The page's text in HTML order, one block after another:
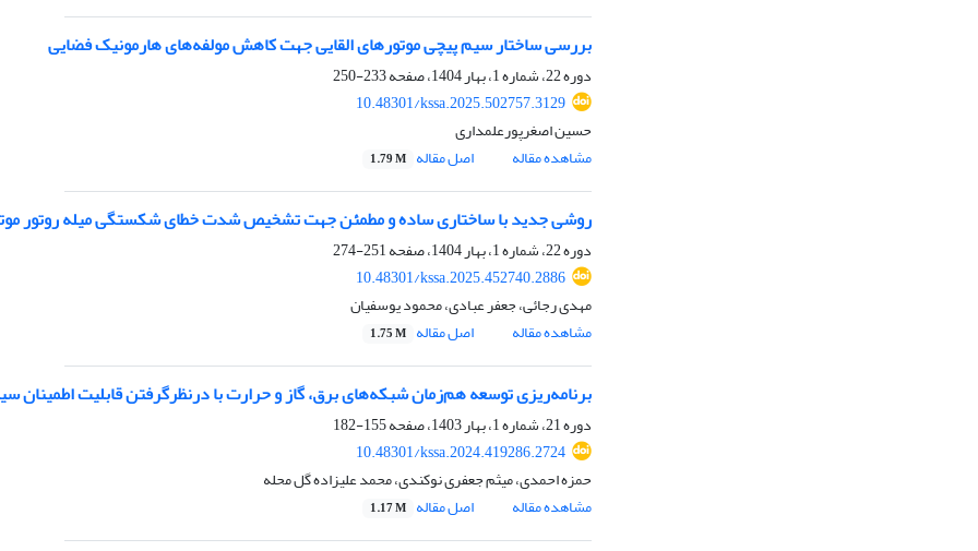
بررسی ساختار سیم‌ پیچی موتورهای القایی جهت کاهش مولفه‌های هارمونیک فضایی
دوره 22، شماره 1، بهار 1404، صفحه
233-250
10.48301/kssa.2025.502757.3129
حسین اصغرپورعلمداری
مشاهده مقاله
اصل مقاله 1.79 M
روشی جدید با ساختاری ساده و مطمئن جهت تشخیص شدت خطای شکستگی میله روتور
دوره 22، شماره 1، بهار 1404، صفحه
251-274
10.48301/kssa.2025.452740.2886
مهدی رجائی، جعفر عبادی، محمود یوسفیان
مشاهده مقاله
اصل مقاله 1.75 M
برنامه‌ریزی توسعه هم‌زمان شبکه‌های برق، گاز و حرارت با درنظرگرفتن قابلیت اطمینان
دوره 21، شماره 1، بهار 1403، صفحه
155-182
10.48301/kssa.2024.419286.2724
حمزه احمدی، میثم جعفری نوکندی، محمد علیزاده گل محله
مشاهده مقاله
اصل مقاله 1.17 M